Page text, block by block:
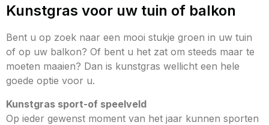
Kunstgras voor uw tuin of balkon
Bent u op zoek naar een mooi stukje groen in uw tuin
of op uw balkon? Of bent u het zat om steeds maar te
moeten maaien? Dan is kunstgras wellicht een hele
goede optie voor u.
Kunstgras sport-of speelveld
Op ieder gewenst moment van het jaar kunnen sporten